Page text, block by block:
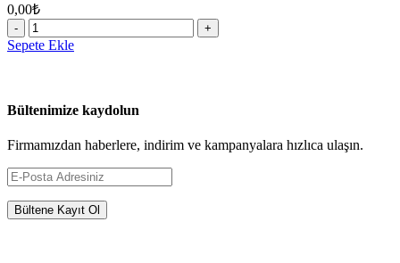
0,00₺
ÜÇGEN
EV
)
APARATLARI
(
SEN
YAPARSIN
)
adet
Sepete Ekle
Bültenimize kaydolun
Firmamızdan haberlere, indirim ve kampanyalara hızlıca ulaşın.